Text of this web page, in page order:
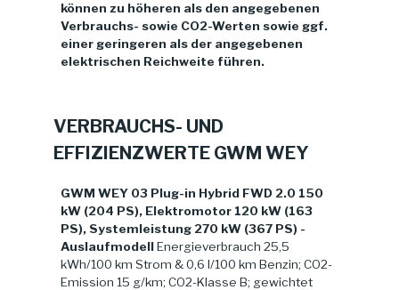
können zu höheren als den angegebenen
Verbrauchs- sowie CO2-Werten sowie ggf.
einer geringeren als der angegebenen
elektrischen Reichweite führen.
VERBRAUCHS- UND
EFFIZIENZWERTE GWM WEY
GWM WEY 03 Plug-in Hybrid FWD 2.0 150
kW (204 PS), Elektromotor 120 kW (163
PS), Systemleistung 270 kW (367 PS) -
AuslaufmodellEnergieverbrauch 25,5
kWh/100 km Strom & 0,6 l/100 km Benzin; CO2-
Emission 15 g/km; CO2-Klasse B; gewichtet